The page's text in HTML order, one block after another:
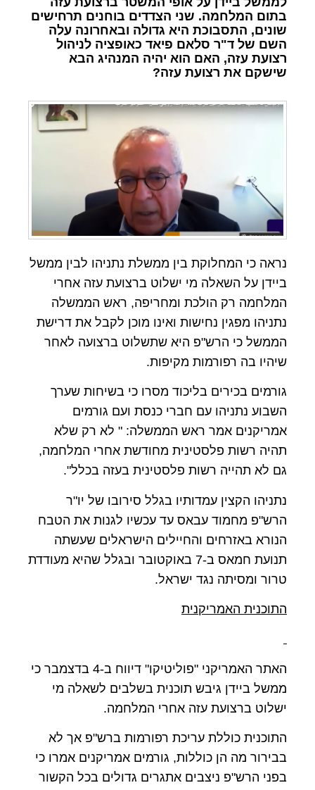
בתום המלחמה. שני הצדדים בוחנים תרחישים
שונים, התסבוכת היא גדולה ובאחרונה עלה
השם של ד"ר סלאם פיאד כאופציה לניהול
רצועת עזה, האם הוא יהיה המנהיג הבא
שישקם את רצועת עזה?
נראה כי המחלוקת בין ממשלת נתניהו לבין ממשל
ביידן על השאלה מי ישלוט ברצועת עזה אחרי
המלחמה רק הולכת ומחריפה, ראש הממשלה
נתניהו מפגין נחישות ואינו מוכן לקבל את דרישת
הממשל כי הרש"פ היא שתשלוט ברצועה לאחר
שיהיו בה רפורמות מקיפות.
גורמים בכירים בליכוד מסרו כי בשיחות שערך
השבוע נתניהו עם חברי כנסת ועם גורמים
אמריקנים אמר ראש הממשלה: " לא רק שלא
תהיה רשות פלסטינית מחודשת אחרי המלחמה,
גם לא תהייה רשות פלסטינית בעזה בכלל".
נתניהו הקצין עמדותיו בגלל סירובו של יו"ר
הרש"פ מחמוד עבאס עד עכשיו לגנות את הטבח
הנורא באזרחים והחיילים הישראלים שעשתה
תנועת חמאס ב-7 באוקטובר ובגלל שהיא מעודדת
טרור ומסיתה נגד ישראל.
התוכנית האמריקנית
האתר האמריקני "פוליטיקו" דיווח ב-4 בדצמבר כי
ממשל ביידן גיבש תוכנית בשלבים לשאלה מי
ישלוט ברצועת עזה אחרי המלחמה.
התוכנית כוללת עריכת רפורמות ברש"פ אך לא
בבירור מה הן כוללות, גורמים אמריקנים אמרו כי
בפני הרש"פ ניצבים אתגרים גדולים בכל הקשור